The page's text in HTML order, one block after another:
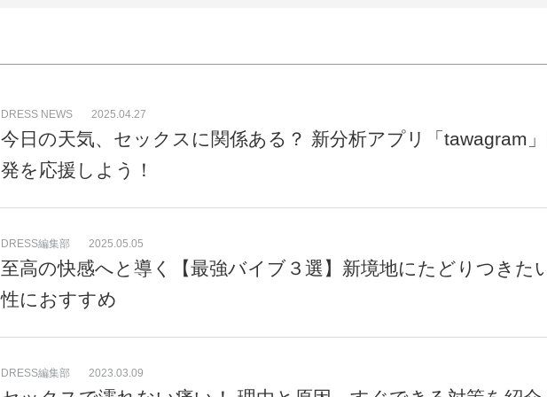
今日の天気、セックスに関係ある？ 新分析アプリ「tawagram」
発を応援しよう！
DRESS NEWS 2025.04.27
至高の快感へと導く【最強バイブ３選】新境地にたどりつきた
性におすすめ
DRESS編集部 2025.05.05
DRESS編集部 2023.03.09